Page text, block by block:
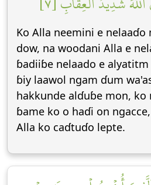
Ko Alla neemini e
dow, na woodani Alla e
ɓadiiɓe nelaado e
ɓiy laawol ngam ɗum
hakkunde alɗuɓe mon,
ɓame ko o haɗi on
Alla ko caɗtuɗo lepte.